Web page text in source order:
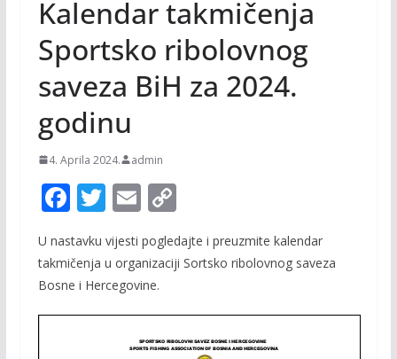
Kalendar takmičenja
Sportsko ribolovnog
saveza BiH za 2024.
godinu
4. Aprila 2024. admin
F
ac
e
b
o
T
itt
er
E
m
ai
l
C
o
p
y
Li
n
U nastavku vijesti pogledajte i preuzmite kalendar
takmičenja u organizaciji Sortsko ribolovnog saveza
Bosne i Hercegovine.